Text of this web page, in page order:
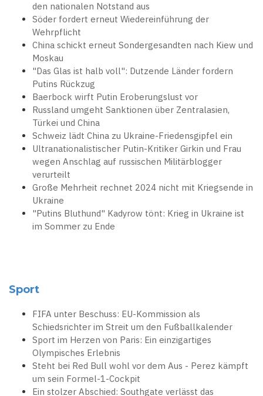
den nationalen Notstand aus
Söder fordert erneut Wiedereinführung der
Wehrpflicht
China schickt erneut Sondergesandten nach Kiew und
Moskau
"Das Glas ist halb voll": Dutzende Länder fordern
Putins Rückzug
Baerbock wirft Putin Eroberungslust vor
Russland umgeht Sanktionen über Zentralasien,
Türkei und China
Schweiz lädt China zu Ukraine-Friedensgipfel ein
Ultranationalistischer Putin-Kritiker Girkin und Frau
wegen Anschlag auf russischen Militärblogger
verurteilt
Große Mehrheit rechnet 2024 nicht mit Kriegsende in
Ukraine
"Putins Bluthund" Kadyrow tönt: Krieg in Ukraine ist
im Sommer zu Ende
Sport
FIFA unter Beschuss: EU-Kommission als
Schiedsrichter im Streit um den Fußballkalender
Sport im Herzen von Paris: Ein einzigartiges
Olympisches Erlebnis
Steht bei Red Bull wohl vor dem Aus - Perez kämpft
um sein Formel-1-Cockpit
Ein stolzer Abschied: Southgate verlässt das